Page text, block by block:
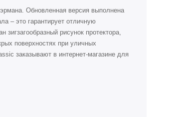
Обновленная версия выполнена
– это гарантирует отличную
рисунок протектора,
поверхностях при уличных
заказывают в интернет-магазине для